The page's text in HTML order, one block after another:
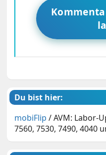
Du bist hier:
mobiFlip /AVM: Labor-
7560, 7530, 7490, 4040